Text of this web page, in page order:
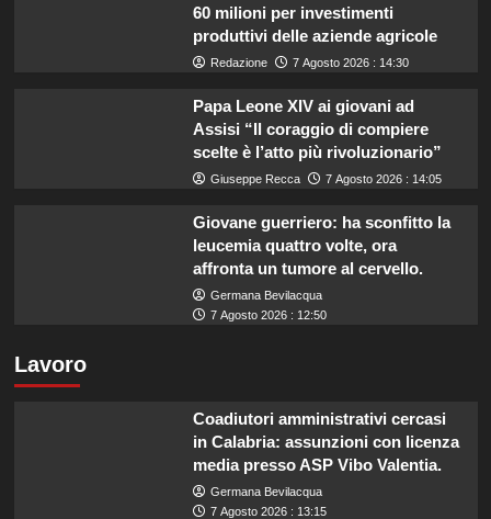
60 milioni per investimenti
produttivi delle aziende agricole
Redazione 7 Agosto 2026 : 14:30
Papa Leone XIV ai giovani ad
Assisi “Il coraggio di compiere
scelte è l’atto più rivoluzionario”
Giuseppe Recca 7 Agosto 2026 : 14:05
Giovane guerriero: ha sconfitto la
leucemia quattro volte, ora
affronta un tumore al cervello.
Germana Bevilacqua
7 Agosto 2026 : 12:50
Lavoro
Coadiutori amministrativi cercasi
in Calabria: assunzioni con licenza
media presso ASP Vibo Valentia.
Germana Bevilacqua
7 Agosto 2026 : 13:15